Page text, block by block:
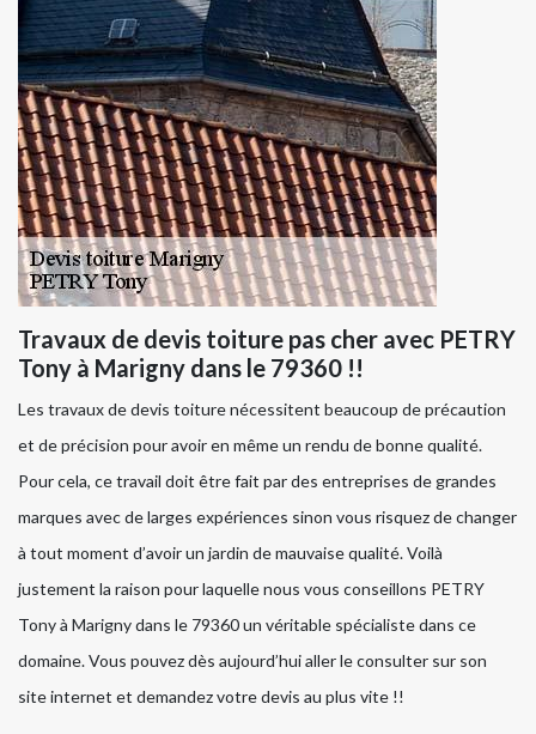
Travaux de devis toiture pas cher avec PETRY
Tony à Marigny dans le 79360 !!
Les travaux de devis toiture nécessitent beaucoup de précaution
et de précision pour avoir en même un rendu de bonne qualité.
Pour cela, ce travail doit être fait par des entreprises de grandes
marques avec de larges expériences sinon vous risquez de changer
à tout moment d’avoir un jardin de mauvaise qualité. Voilà
justement la raison pour laquelle nous vous conseillons PETRY
Tony à Marigny dans le 79360 un véritable spécialiste dans ce
domaine. Vous pouvez dès aujourd’hui aller le consulter sur son
site internet et demandez votre devis au plus vite !!